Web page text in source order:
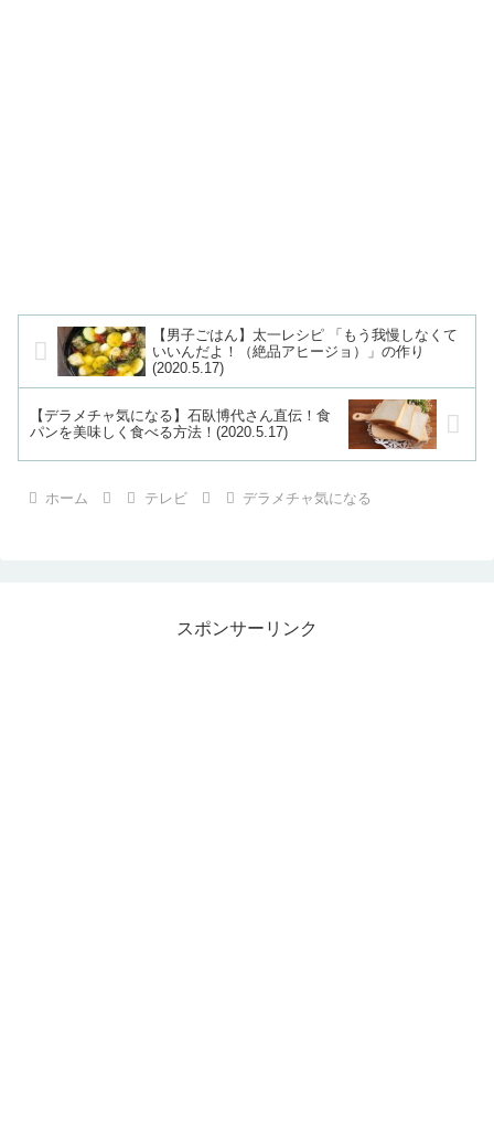
【男子ごはん】太一レシピ 「もう我慢しなくて
いいんだよ！（絶品アヒージョ）」の作り
(2020.5.17)
【デラメチャ気になる】石臥博代さん直伝！食
パンを美味しく食べる方法！(2020.5.17)
ホーム テレビ デラメチャ気になる
スポンサーリンク